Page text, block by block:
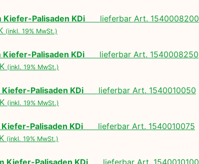
Palisaden KDi lieferbar Art. 1540008200
(inkl. 19% MwSt.)
Palisaden KDi lieferbar Art. 1540008250
(inkl. 19% MwSt.)
Palisaden KDi lieferbar Art. 1540010050
(inkl. 19% MwSt.)
Palisaden KDi lieferbar Art. 1540010075
(inkl. 19% MwSt.)
Kiefer-Palisaden KDi lieferbar Art. 1540010100